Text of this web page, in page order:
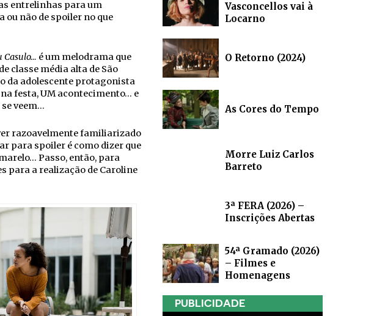
entrelinhas para um
não de spoiler no que
Casulo… é um melodrama que
classe média alta de São
da adolescente protagonista
festa, UM acontecimento… e
veem…
razoavelmente familiarizado
para spoiler é como dizer que
Passo, então, para
para a realização de Caroline
Vasconcellos vai à
Locarno
O Retorno (2024)
As Cores do Tempo
Morre Luiz Carlos
Barreto
3ª FERA (2026) –
Inscrições Abertas
54ª Gramado (2026)
– Filmes e
Homenagens
PUBLICIDADE